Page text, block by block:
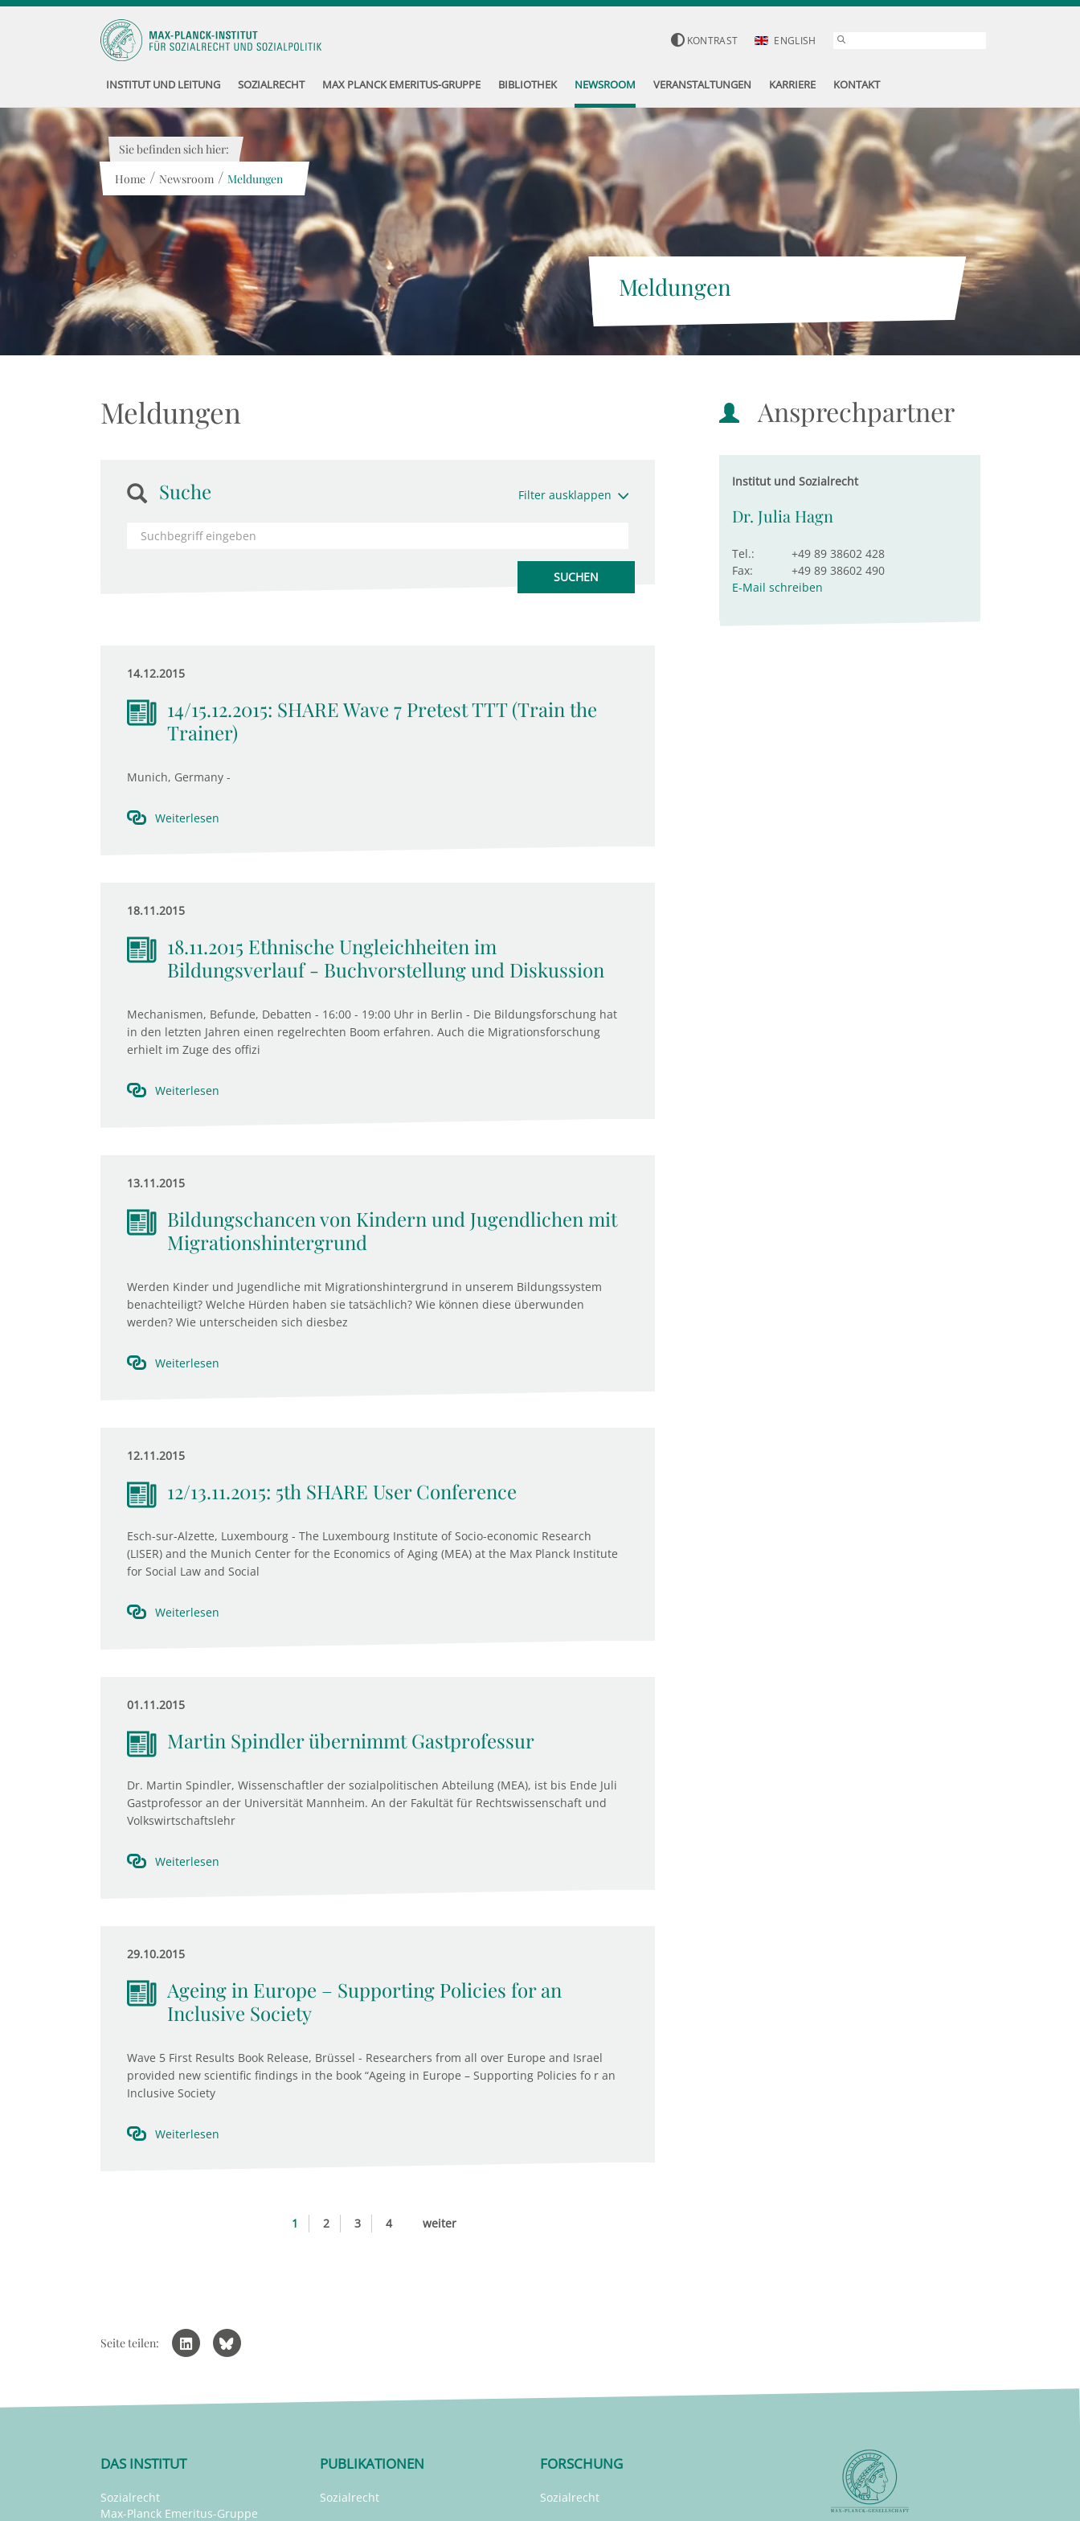
KONTRAST ENGLISH
INSTITUT UND LEITUNG SOZIALRECHT MAX PLANCK EMERITUS-GRUPPE BIBLIOTHEK NEWSROOM VERANSTALTUNGEN KARRIERE KONTAKT
Meldungen
Sie befinden sich hier:
Home / Newsroom / Meldungen
Meldungen
Suche Filter ausklappen
14.12.2015
14/15.12.2015: SHARE Wave 7 Pretest TTT (Train the
Trainer)
Munich, Germany -
Weiterlesen
18.11.2015
18.11.2015 Ethnische Ungleichheiten im
Bildungsverlauf - Buchvorstellung und Diskussion
Mechanismen, Befunde, Debatten - 16:00 - 19:00 Uhr in Berlin - Die Bildungsforschung hat
in den letzten Jahren einen regelrechten Boom erfahren. Auch die Migrationsforschung
erhielt im Zuge des offizi
Weiterlesen
13.11.2015
Bildungschancen von Kindern und Jugendlichen mit
Migrationshintergrund
Werden Kinder und Jugendliche mit Migrationshintergrund in unserem Bildungssystem
benachteiligt? Welche Hürden haben sie tatsächlich? Wie können diese überwunden
werden? Wie unterscheiden sich diesbez
Weiterlesen
12.11.2015
12/13.11.2015: 5th SHARE User Conference
Esch-sur-Alzette, Luxembourg - The Luxembourg Institute of Socio-economic Research
(LISER) and the Munich Center for the Economics of Aging (MEA) at the Max Planck Institute
for Social Law and Social
Weiterlesen
01.11.2015
Martin Spindler übernimmt Gastprofessur
Dr. Martin Spindler, Wissenschaftler der sozialpolitischen Abteilung (MEA), ist bis Ende Juli
Gastprofessor an der Universität Mannheim. An der Fakultät für Rechtswissenschaft und
Volkswirtschaftslehr
Weiterlesen
29.10.2015
Ageing in Europe – Supporting Policies for an
Inclusive Society
Wave 5 First Results Book Release, Brüssel - Researchers from all over Europe and Israel
provided new scientific findings in the book “Ageing in Europe – Supporting Policies fo r an
Inclusive Society
Weiterlesen
1 2 3 4 weiter
Ansprechpartner
Institut und Sozialrecht
Dr. Julia Hagn
Tel.:
+49 89 38602 428
Fax:
+49 89 38602 490
E-Mail schreiben
Seite teilen:
DAS INSTITUT
Sozialrecht
Max-Planck Emeritus-Gruppe
PUBLIKATIONEN
Sozialrecht
FORSCHUNG
Sozialrecht